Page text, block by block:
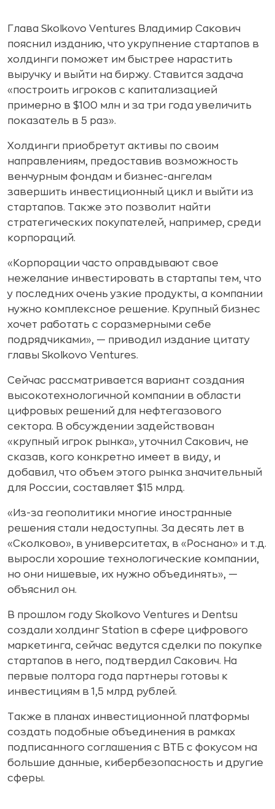
Глава Skolkovo Ventures Владимир Сакович
пояснил изданию, что укрупнение стартапов в
холдинги поможет им быстрее нарастить
выручку и выйти на биржу. Ставится задача
«построить игроков с капитализацией
примерно в $100 млн и за три года увеличить
показатель в 5 раз».
Холдинги приобретут активы по своим
направлениям, предоставив возможность
венчурным фондам и бизнес-ангелам
завершить инвестиционный цикл и выйти из
стартапов. Также это позволит найти
стратегических покупателей, например, среди
корпораций.
«Корпорации часто оправдывают свое
нежелание инвестировать в стартапы тем, что
у последних очень узкие продукты, а компании
нужно комплексное решение. Крупный бизнес
хочет работать с соразмерными себе
подрядчиками», — приводил издание цитату
главы Skolkovo Ventures.
Сейчас рассматривается вариант создания
высокотехнологичной компании в области
цифровых решений для нефтегазового
сектора. В обсуждении задействован
«крупный игрок рынка», уточнил Сакович, не
сказав, кого конкретно имеет в виду, и
добавил, что объем этого рынка значительный
для России, составляет $15 млрд.
«Из-за геополитики многие иностранные
решения стали недоступны. За десять лет в
«Сколково», в университетах, в «Роснано» и т.д.
выросли хорошие технологические компании,
но они нишевые, их нужно объединять», —
объяснил он.
В прошлом году Skolkovo Ventures и Dentsu
создали холдинг Station в сфере цифрового
маркетинга, сейчас ведутся сделки по покупке
стартапов в него, подтвердил Сакович. На
первые полтора года партнеры готовы к
инвестициям в 1,5 млрд рублей.
Также в планах инвестиционной платформы
создать подобные объединения в рамках
подписанного соглашения с ВТБ с фокусом на
большие данные, кибербезопасность и другие
сферы.